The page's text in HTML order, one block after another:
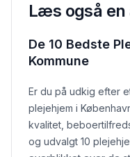
Læs også
De 10 Bedste
Kommune
Er du på udkig efter
plejehjem i
kvalitet,
og udvalgt 10